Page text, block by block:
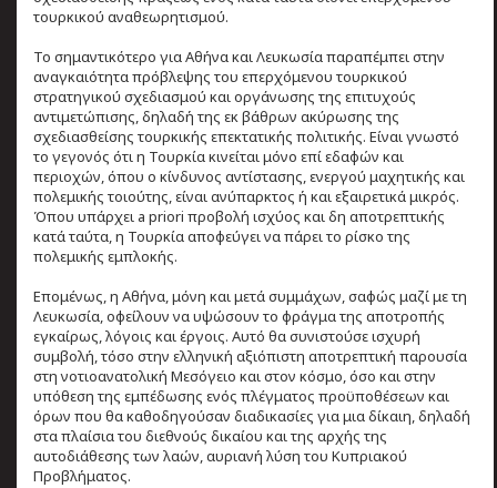
τουρκικού αναθεωρητισμού.
Το σημαντικότερο για Αθήνα και Λευκωσία παραπέμπει στην
αναγκαιότητα πρόβλεψης του επερχόμενου τουρκικού
στρατηγικού σχεδιασμού και οργάνωσης της επιτυχούς
αντιμετώπισης, δηλαδή της εκ βάθρων ακύρωσης της
σχεδιασθείσης τουρκικής επεκτατικής πολιτικής. Είναι γνωστό
το γεγονός ότι η Τουρκία κινείται μόνο επί εδαφών και
περιοχών, όπου ο κίνδυνος αντίστασης, ενεργού μαχητικής και
πολεμικής τοιούτης, είναι ανύπαρκτος ή και εξαιρετικά μικρός.
Όπου υπάρχει a priori προβολή ισχύος και δη αποτρεπτικής
κατά ταύτα, η Τουρκία αποφεύγει να πάρει το ρίσκο της
πολεμικής εμπλοκής.
Επομένως, η Αθήνα, μόνη και μετά συμμάχων, σαφώς μαζί με τη
Λευκωσία, οφείλουν να υψώσουν το φράγμα της αποτροπής
εγκαίρως, λόγοις και έργοις. Αυτό θα συνιστούσε ισχυρή
συμβολή, τόσο στην ελληνική αξιόπιστη αποτρεπτική παρουσία
στη νοτιοανατολική Μεσόγειο και στον κόσμο, όσο και στην
υπόθεση της εμπέδωσης ενός πλέγματος προϋποθέσεων και
όρων που θα καθοδηγούσαν διαδικασίες για μια δίκαιη, δηλαδή
στα πλαίσια του διεθνούς δικαίου και της αρχής της
αυτοδιάθεσης των λαών, αυριανή λύση του Κυπριακού
Προβλήματος.